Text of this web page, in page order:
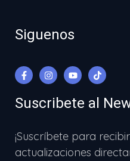
Siguenos
Suscribete al
¡Suscríbete para
actualizaciones